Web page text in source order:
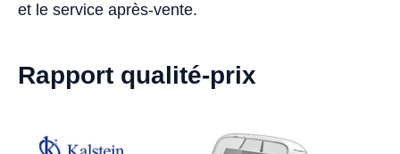
et le service après-vente.
Rapport qualité-prix